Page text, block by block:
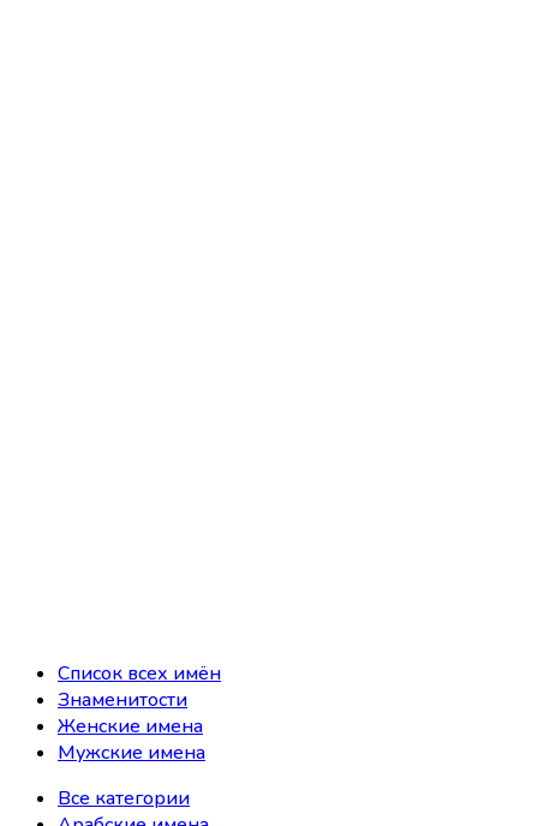
Список всех имён
Знаменитости
Женские имена
Мужские имена
Все категории